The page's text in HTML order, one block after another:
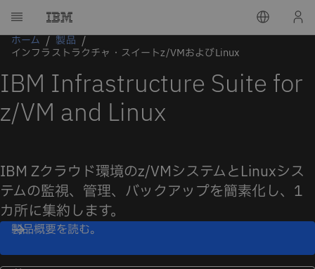
ホーム
製品
インフラストラクチャ・スイートz/VMおよびLinux
IBM Infrastructure Suite for
z/VM and Linux
IBM Zクラウド環境のz/VMシステムとLinuxシス
テムの監視、管理、バックアップを簡素化し、1
カ所に集約します。
製品概要を読む。